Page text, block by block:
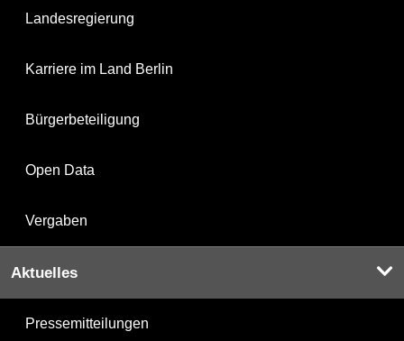
Landesregierung
Karriere im Land Berlin
Bürgerbeteiligung
Open Data
Vergaben
Aktuelles
Pressemitteilungen